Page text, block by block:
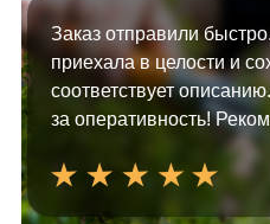
Заказ отправили
приехала в целости и
соответствует
за оперативность!